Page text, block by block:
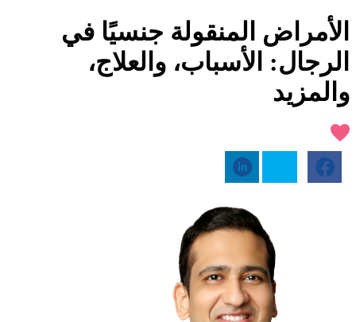
الأمراض المنقولة جنسيًا في
الرجال: الأسباب، والعلاج،
والمزيد